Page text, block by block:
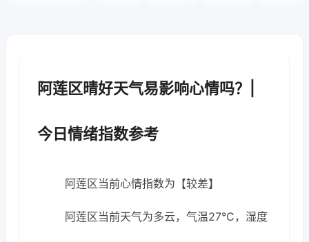
阿莲区晴好天气易影响心情吗？|
今日情绪指数参考
阿莲区当前心情指数为【较差】
阿莲区当前天气为多云，气温27℃，湿度